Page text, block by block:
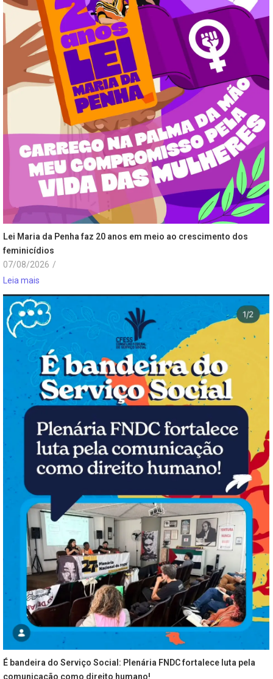
Lei Maria da Penha faz 20 anos em meio ao crescimento dos
feminicídios
07/08/2026 /
Leia mais
É bandeira do Serviço Social: Plenária FNDC fortalece luta pela
comunicação como direito humano!